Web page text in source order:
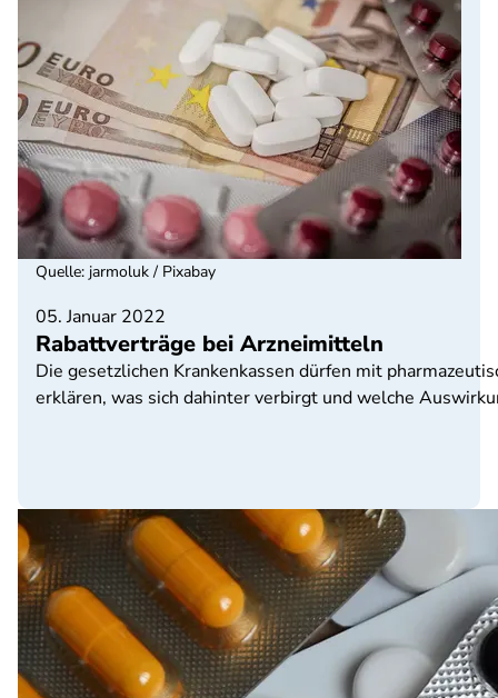
05. Januar 2022
Rabattverträge bei Arzneimitteln
Die gesetzlichen Krankenkassen dürfen mit
erklären, was sich dahinter verbirgt und welche
Quelle: jarmoluk / Pixabay